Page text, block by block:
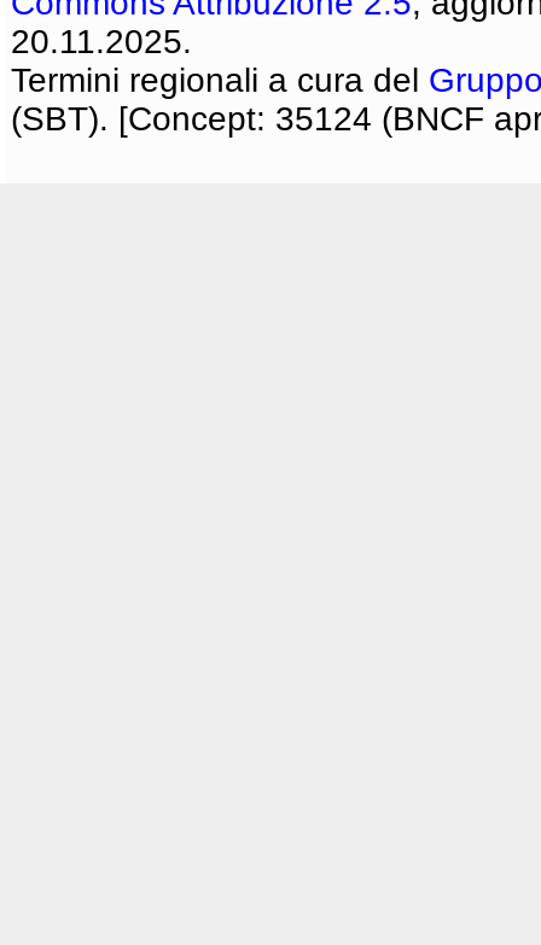
20.11.2025.
Termini regionali a cura del
(SBT). [Concept: 35124 (BNCF